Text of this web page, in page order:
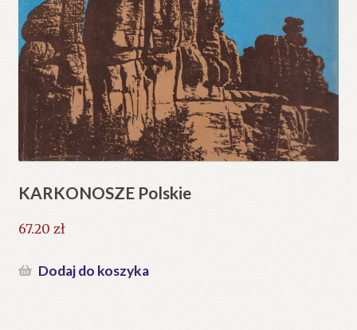
KARKONOSZE Polskie
67.20 zł
Dodaj do koszyka